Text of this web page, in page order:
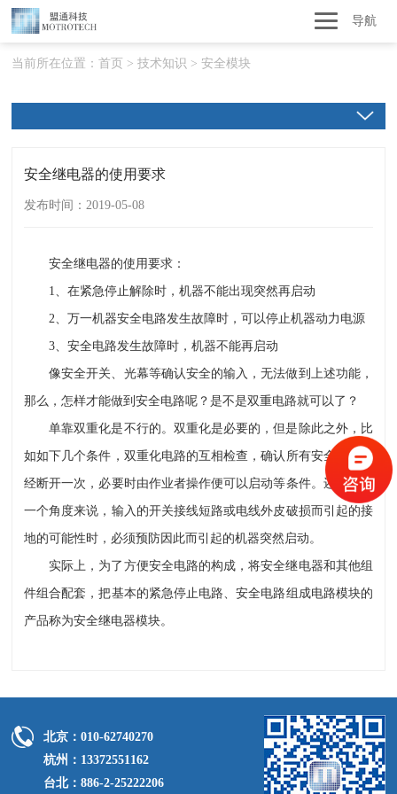
导航
当前所在位置：首页 >技术知识 >安全模块
安全继电器的使用要求
发布时间：2019-05-08
安全继电器的使用要求：
1、在紧急停止解除时，机器不能出现突然再启动
2、万一机器安全电路发生故障时，可以停止机器动力电源
3、安全电路发生故障时，机器不能再启动
像安全开关、光幕等确认安全的输入，无法做到上述功能，
那么，怎样才能做到安全电路呢？是不是双重电路就可以了？
单靠双重化是不行的。 双重化是必要的，但是除此之外，比
如如下几个条件，双重化电路的互相检查，确认所有安全电路已
经断开一次，必要时由作业者操作便可以启动等条件。还有从另
一个角度来说，输入的开关接线短路或电线外皮破损而引起的接
地的可能性时，必须预防因此而引起的机器突然启动。
实际上，为了方便安全电路的构成，将安全继电器和其他组
件组合配套，把基本的紧急停止电路、安全电路组成电路模块的
产品称为安全继电器模块。
北京：010-62740270
杭州：13372551162
台北：886-2-25222206